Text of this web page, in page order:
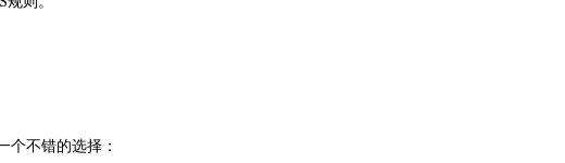
个不错的选择：